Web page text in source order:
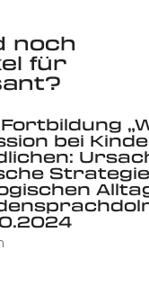
noch
für
bei